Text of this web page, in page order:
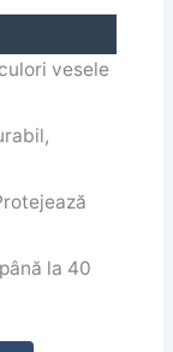
vesele
la 40